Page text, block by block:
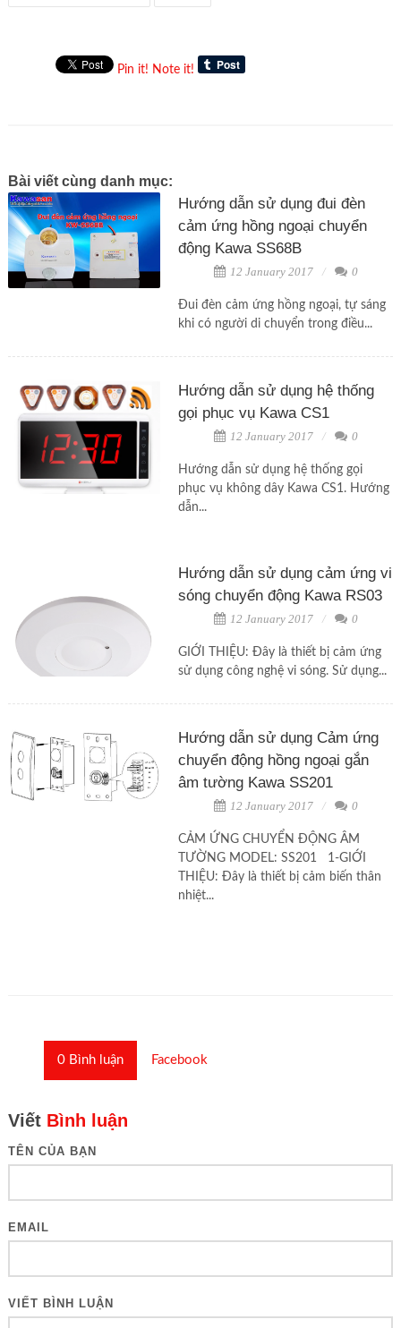
Pin it! Note it!
Bài viết cùng danh mục:
Hướng dẫn sử dụng đui đèn
cảm ứng hồng ngoại chuyển
động Kawa SS68B
12 January 2017 0
Đui đèn cảm ứng hồng ngoại, tự sáng
khi có người di chuyển trong điều...
Hướng dẫn sử dụng hệ thống
gọi phục vụ Kawa CS1
12 January 2017 0
Hướng dẫn sử dụng hệ thống gọi
phục vụ không dây Kawa CS1. Hướng
dẫn...
Hướng dẫn sử dụng cảm ứng vi
sóng chuyển động Kawa RS03
12 January 2017 0
GIỚI THIỆU: Đây là thiết bị cảm ứng
sử dụng công nghệ vi sóng. Sử dụng...
Hướng dẫn sử dụng Cảm ứng
chuyển động hồng ngoại gắn
âm tường Kawa SS201
12 January 2017 0
CẢM ỨNG CHUYỂN ĐỘNG ÂM
TƯỜNG MODEL: SS201 1-GIỚI
THIỆU: Đây là thiết bị cảm biến thân
nhiệt...
0Bình luận Facebook
Viết Bình luận
TÊN CỦA BẠN
EMAIL
VIẾT BÌNH LUẬN